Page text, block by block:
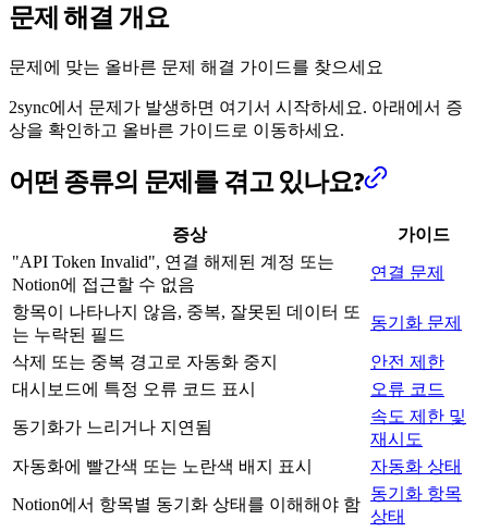
문제 해결 개요
문제에 맞는 올바른 문제 해결 가이드를 찾으세요
2sync에서 문제가 발생하면 여기서 시작하세요. 아래에서 증
상을 확인하고 올바른 가이드로 이동하세요.
어떤 종류의 문제를 겪고 있나요?
증상
가이드
"API Token Invalid", 연결 해제된 계정 또는
Notion에 접근할 수 없음
연결 문제
항목이 나타나지 않음, 중복, 잘못된 데이터 또
는 누락된 필드
동기화 문제
삭제 또는 중복 경고로 자동화 중지
안전 제한
대시보드에 특정 오류 코드 표시
오류 코드
동기화가 느리거나 지연됨
속도 제한 및
재시도
자동화에 빨간색 또는 노란색 배지 표시
자동화 상태
Notion에서 항목별 동기화 상태를 이해해야 함
동기화 항목
상태